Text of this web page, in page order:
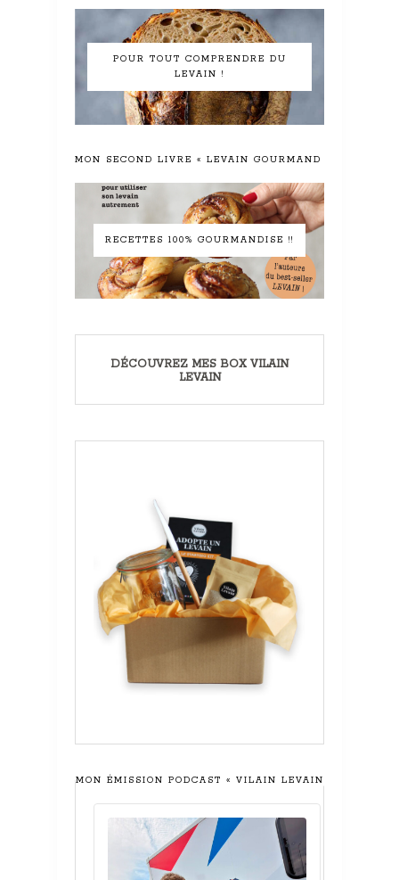
POUR TOUT COMPRENDRE DU
LEVAIN !
MON SECOND LIVRE « LEVAIN GOURMAND »
RECETTES 100% GOURMANDISE !!
DÉCOUVREZ MES BOX VILAIN
LEVAIN
MON ÉMISSION PODCAST « VILAIN LEVAIN »